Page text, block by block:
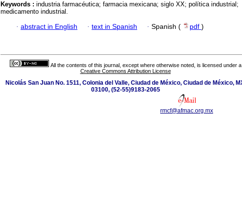
Keywords : industria farmacéutica; farmacia mexicana; siglo XX; política industrial;
medicamento industrial.
· abstract in English · text in Spanish · Spanish ( pdf )
All the contents of this journal, except where otherwise noted, is licensed under a
Creative Commons Attribution License
Nicolás San Juan No. 1511, Colonia del Valle, Ciudad de México, Ciudad de México,
03100, (52-55)9183-2065
rmcf@afmac.org.mx